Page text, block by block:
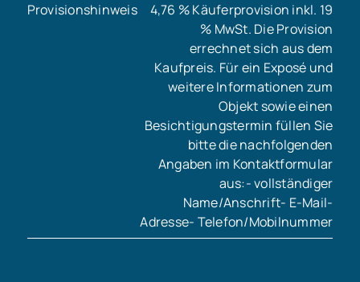
Provisionshinweis
4,76 % Käuferprovision inkl. 19
% MwSt. Die Provision
errechnet sich aus dem
Kaufpreis. Für ein Exposé und
weitere Informationen zum
Objekt sowie einen
Besichtigungstermin füllen Sie
bitte die nachfolgenden
Angaben im Kontaktformular
aus:- vollständiger
Name/Anschrift- E-Mail-
Adresse- Telefon/Mobilnummer